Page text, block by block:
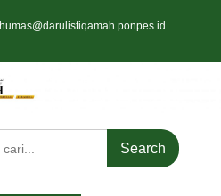
humas@darulistiqamah.ponpes.id